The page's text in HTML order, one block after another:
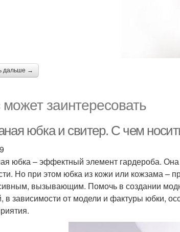
дальше →
заинтересовать
юбка и свитер. С чем
юбка – эффектный элемент гардероба. Она
Но при этом юбка из кожи или кожзама –
вызывающим. Помочь в создании
в зависимости от модели и фактуры юбки,